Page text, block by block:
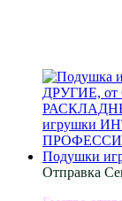
Отправка